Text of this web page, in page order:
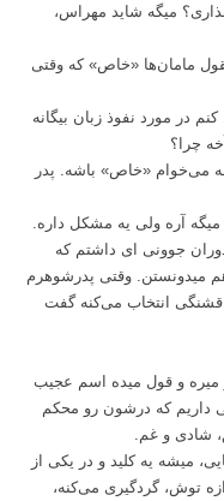
میگه شاید مهراس،
مامان‌ها «خاص» که وقتی
در مورد نفوذ زبان بیگانه
چرا؟
می‌خوام «خاص» باشه. پدر
آره ولی یه مشکل داره.
جوونی ای داشتم که
میدونستن. وقتی پدرشوهرم
انتخاب می‌کنه گفت
و قول میده اسم عجیب
داریم که درشون رو محکم
شادی و غم.
میشه یه کلید و در یکی از
توش، گردگیری می‌کنه،